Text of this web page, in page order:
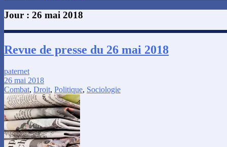
Jour : 26 mai 2018
Revue de presse du 26 mai 2018
paternet
26 mai 2018
Combat, Droit, Politique, Sociologie